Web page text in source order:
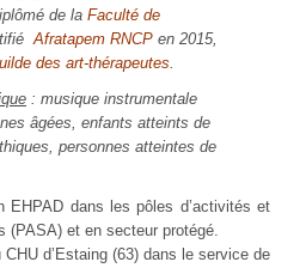
de la Faculté de
Afratapem RNCP en 2015,
des art-thérapeutes.
: musique instrumentale
âgées, enfants atteints de
personnes atteintes de
EHPAD dans les pôles d’activités et
(PASA) et en secteur protégé.
CHU d’Estaing (63) dans le service de